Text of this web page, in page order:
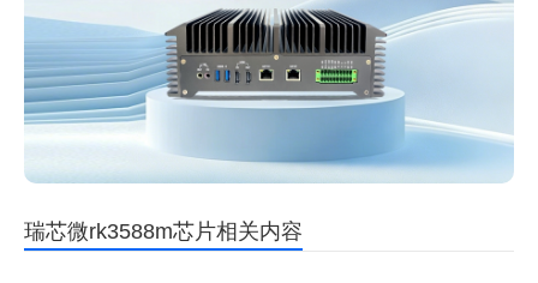
瑞芯微rk3588m芯片相关内容